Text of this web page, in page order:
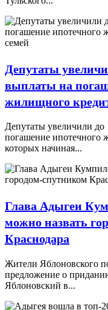
Депутаты
выплаты на
жилищного
Депутаты увеличили
погашение ипотечного
которых начиная...
Глава Адыгеи
можно назвать
Краснодара
Жители Яблоновского
предложение о
Яблоновский в...